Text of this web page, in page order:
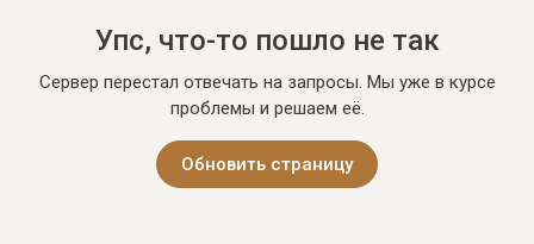
Упс, что-то пошло не так
Сервер перестал отвечать на запросы. Мы уже в курсе
проблемы и решаем её.
Обновить страницу